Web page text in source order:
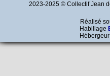
2023-2025 © Collectif Jean
Réalisé
Habillage